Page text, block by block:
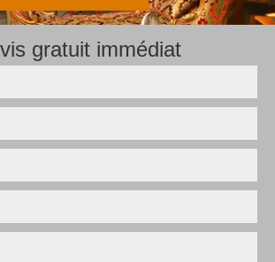
gratuit immédiat